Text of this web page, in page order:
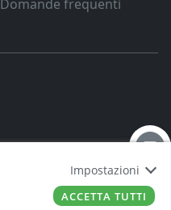
Domande frequenti
Impostazioni
ACCETTA TUTTI